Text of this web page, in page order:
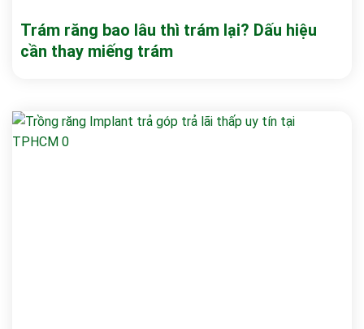
Trám răng bao lâu thì trám lại? Dấu hiệu
cần thay miếng trám